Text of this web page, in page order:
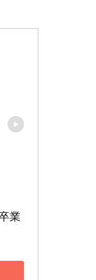
業